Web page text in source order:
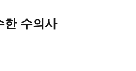
한 수의사